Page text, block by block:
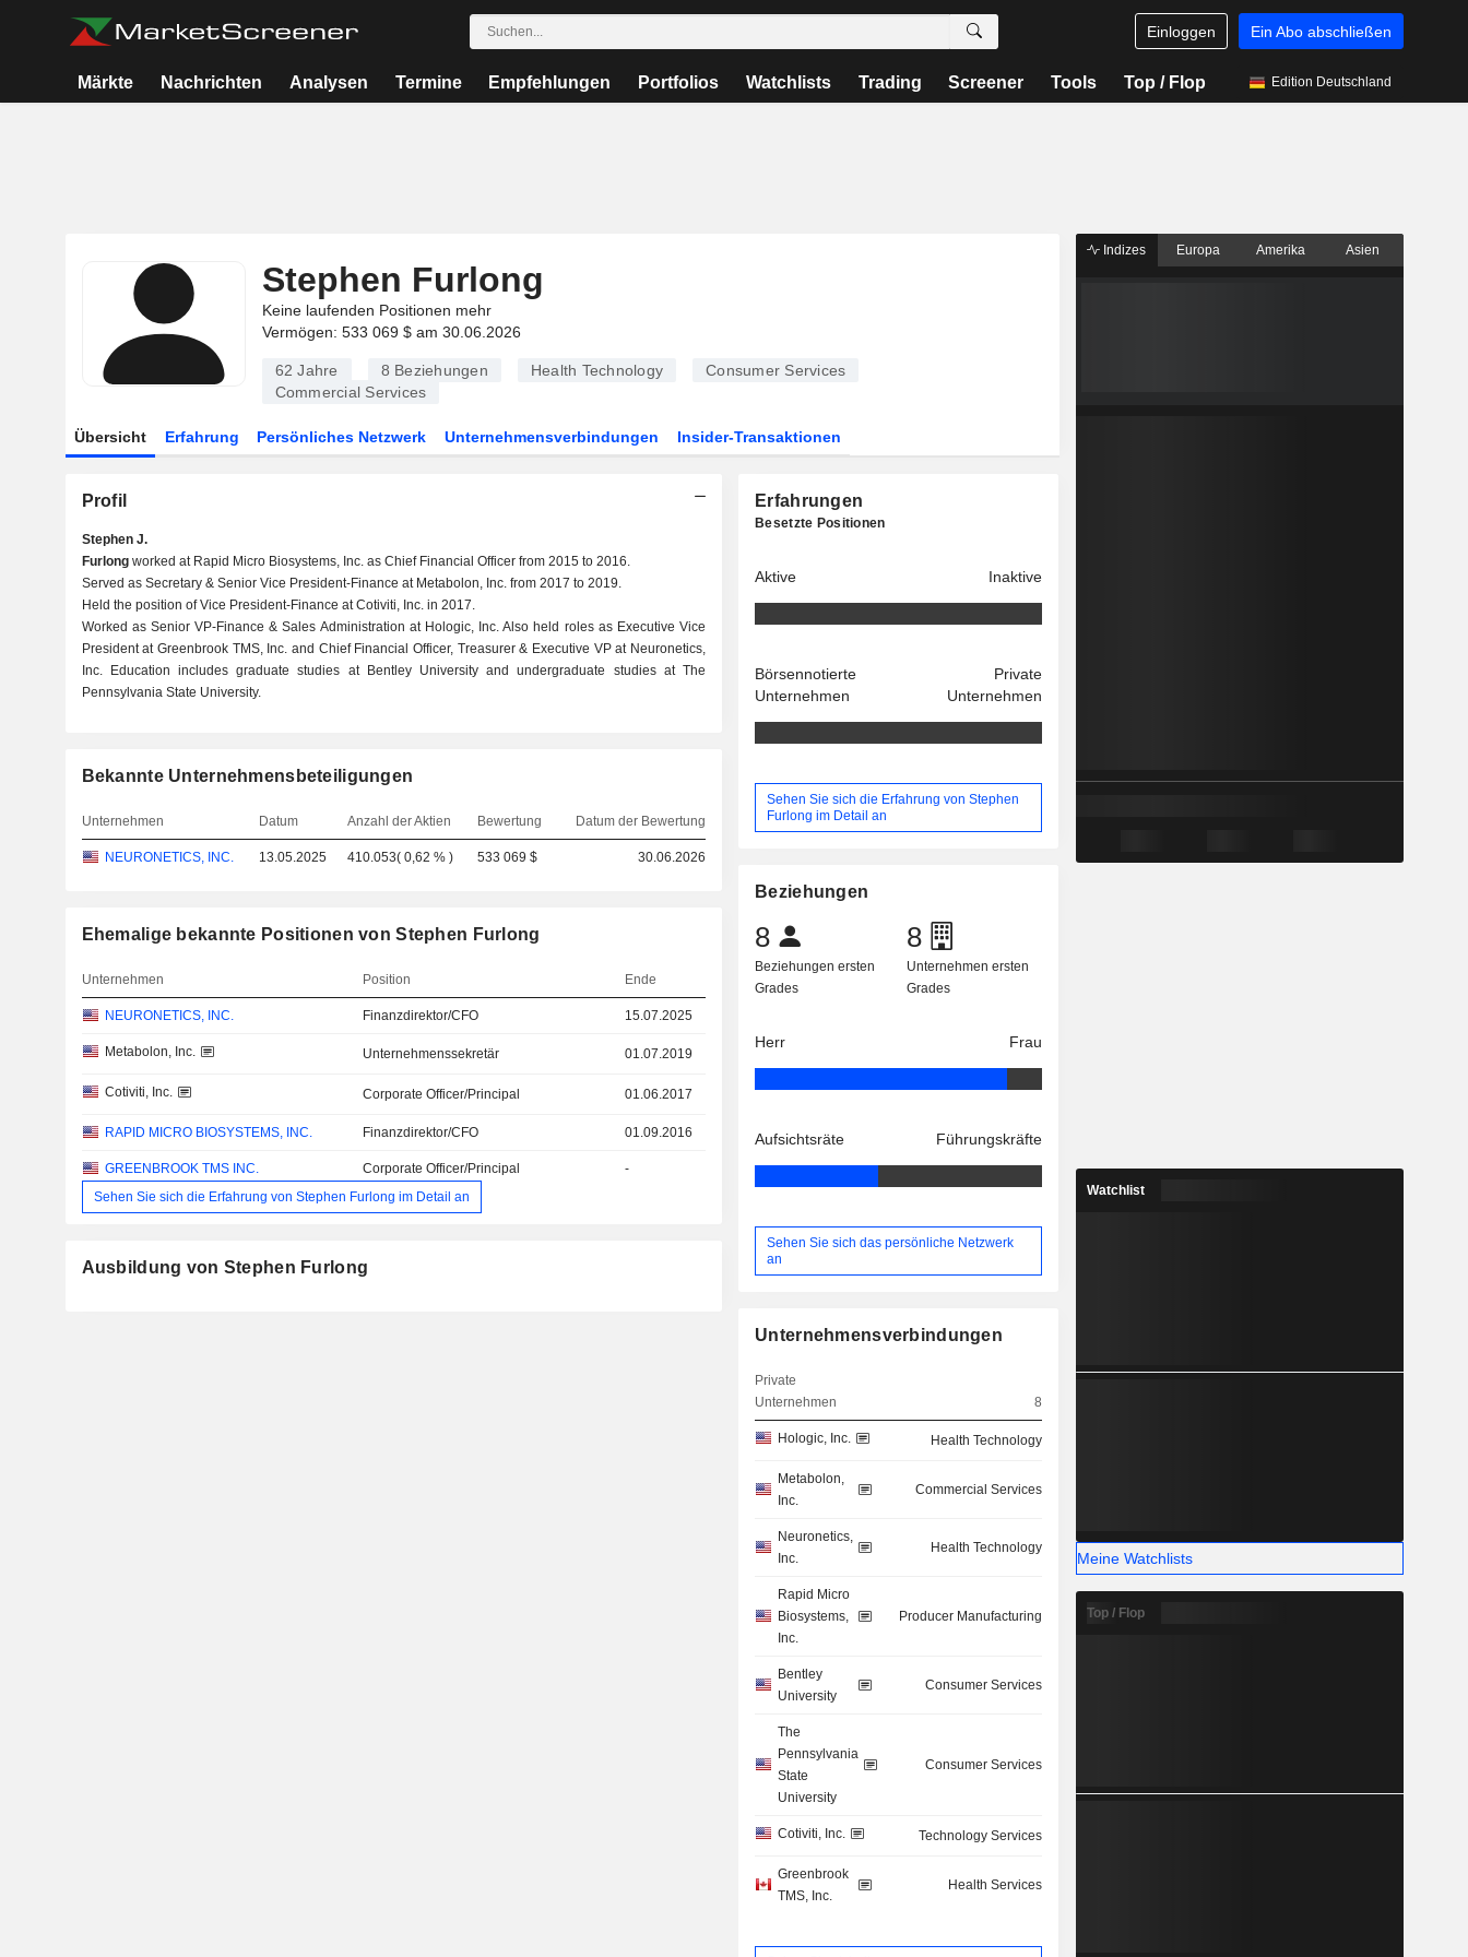
Einloggen Ein Abo abschließen
Märkte Nachrichten Analysen Termine Empfehlungen Portfolios Watchlists Trading Screener Tools Top / Flop Edition Deutschland
Stephen Furlong
Keine laufenden Positionen mehr
Vermögen: 533 069 $ am 30.06.2026
62 Jahre 8 Beziehungen Health Technology
Consumer Services
Commercial Services
Übersicht Erfahrung Persönliches Netzwerk Unternehmensverbindungen Insider-Transaktionen
Profil
Stephen J.
Furlongworked at Rapid Micro Biosystems, Inc. as Chief Financial Officer from 2015 to 2016.
Served as Secretary & Senior Vice President-Finance at Metabolon, Inc. from 2017 to 2019.
Held the position of Vice President-Finance at Cotiviti, Inc. in 2017.
Worked as Senior VP-Finance & Sales Administration at Hologic, Inc. Also held roles as Executive Vice
President at Greenbrook TMS, Inc. and Chief Financial Officer, Treasurer & Executive VP at Neuronetics,
Inc. Education includes graduate studies at Bentley University and undergraduate studies at The
Pennsylvania State University.
Bekannte Unternehmensbeteiligungen
Unternehmen Datum Anzahl der Aktien Bewertung Datum der Bewertung
NEURONETICS, INC. 13.05.2025 410.053(0,62 % ) 533 069 $ 30.06.2026
Ehemalige bekannte Positionen von Stephen Furlong
Unternehmen Position Ende
NEURONETICS, INC. Finanzdirektor/CFO 15.07.2025
Metabolon, Inc. Unternehmenssekretär 01.07.2019
Cotiviti, Inc. Corporate Officer/Principal 01.06.2017
RAPID MICRO BIOSYSTEMS, INC. Finanzdirektor/CFO 01.09.2016
GREENBROOK TMS INC. Corporate Officer/Principal
-
Sehen Sie sich die Erfahrung von Stephen Furlong im Detail an
Ausbildung von Stephen Furlong
Erfahrungen
Besetzte Positionen
Aktive Inaktive
Börsennotierte
Unternehmen
Private
Unternehmen
Sehen Sie sich die Erfahrung von Stephen
Furlong im Detail an
Beziehungen
8
Beziehungen ersten
Grades
8
Unternehmen ersten
Grades
Herr Frau
Aufsichtsräte Führungskräfte
Sehen Sie sich das persönliche Netzwerk
an
Unternehmensverbindungen
Private
Unternehmen
8
Hologic, Inc. Health Technology
Metabolon,
Inc.
Commercial Services
Neuronetics,
Inc.
Health Technology
Rapid Micro
Biosystems,
Inc.
Producer Manufacturing
Bentley
University
Consumer Services
The
Pennsylvania
State
University
Consumer Services
Cotiviti, Inc. Technology Services
Greenbrook
TMS, Inc.
Health Services
Indizes Europa Amerika Asien
Watchlist
Meine Watchlists
Top / Flop